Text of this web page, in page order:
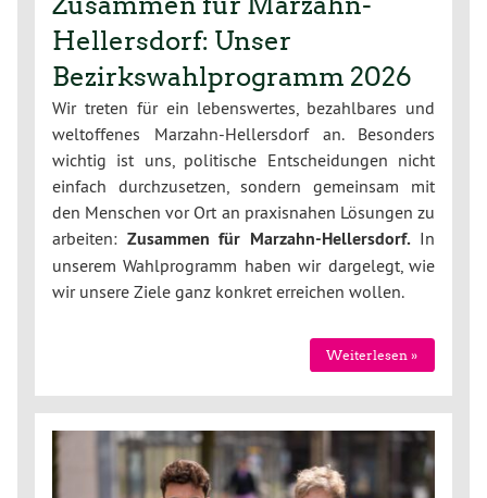
Hellersdorf: Unser
Bezirkswahlprogramm 2026
Wir treten für ein lebenswertes, bezahlbares und
weltoffenes Marzahn-Hellersdorf an. Besonders
wichtig ist uns, politische Entscheidungen nicht
einfach durchzusetzen, sondern gemeinsam mit
den Menschen vor Ort an praxisnahen Lösungen zu
arbeiten: Zusammen für Marzahn-Hellersdorf.In
unserem Wahlprogramm haben wir dargelegt, wie
wir unsere Ziele ganz konkret erreichen wollen.
Weiterlesen »